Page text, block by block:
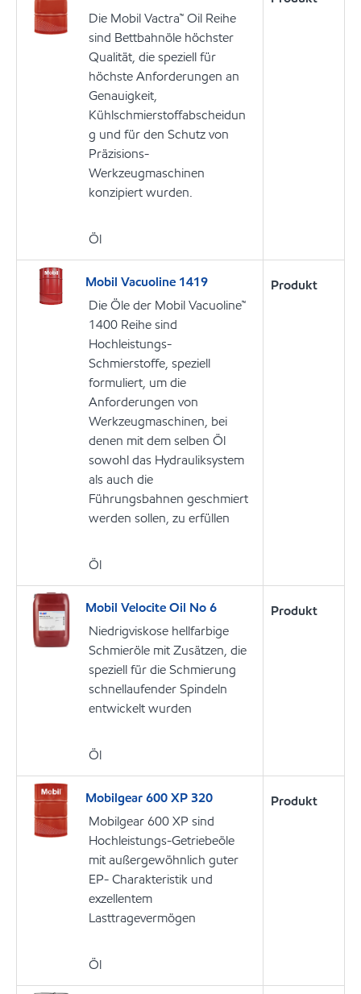
Die Mobil Vactra™ Oil Reihe
sind Bettbahnöle höchster
Qualität, die speziell für
höchste Anforderungen an
Genauigkeit,
Kühlschmierstoffabscheidun
g und für den Schutz von
Präzisions-
Werkzeugmaschinen
konzipiert wurden.
Öl
Mobil Vacuoline 1419
Die Öle der Mobil Vacuoline™
1400 Reihe sind
Hochleistungs-
Schmierstoffe, speziell
formuliert, um die
Anforderungen von
Werkzeugmaschinen, bei
denen mit dem selben Öl
sowohl das Hydrauliksystem
als auch die
Führungsbahnen geschmiert
werden sollen, zu erfüllen
Öl
Produkt
Mobil Velocite Oil No 6
Niedrigviskose hellfarbige
Schmieröle mit Zusätzen, die
speziell für die Schmierung
schnellaufender Spindeln
entwickelt wurden
Öl
Produkt
Mobilgear 600 XP 320
Mobilgear 600 XP sind
Hochleistungs-Getriebeöle
mit außergewöhnlich guter
EP- Charakteristik und
exzellentem
Lasttragevermögen
Öl
Produkt